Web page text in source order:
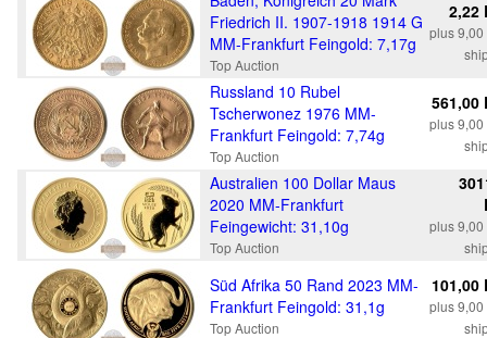
Friedrich II. 1907-1918 1914 G
MM-Frankfurt Feingold: 7,17g
Top Auction
2,22
plus 9,00
Russland 10 Rubel
Tscherwonez 1976 MM-
Frankfurt Feingold: 7,74g
Top Auction
561,00
plus 9,00
Australien 100 Dollar Maus
2020 MM-Frankfurt
Feingewicht: 31,10g
Top Auction
plus 9,00
Süd Afrika 50 Rand 2023 MM-
Frankfurt Feingold: 31,1g
Top Auction
101,00
plus 9,00